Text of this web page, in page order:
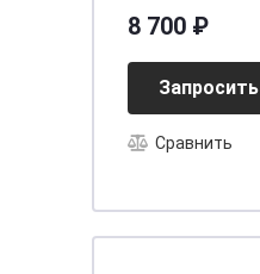
8 700 ₽
Сравнить